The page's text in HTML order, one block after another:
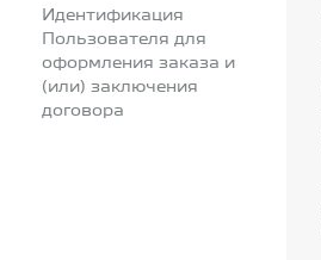
Идентификация
Пользователя для
оформления заказа и
(или) заключения
договора